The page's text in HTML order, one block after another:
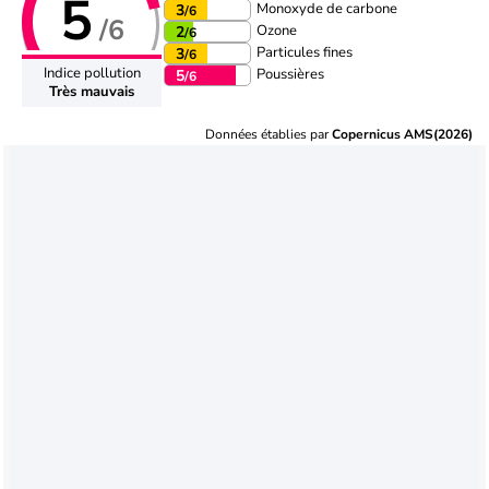
5 /6
Indice pollution
Très mauvais
3/6 Monoxyde de carbone
2/6 Ozone
3/6 Particules fines
5/6 Poussières
Données établies parCopernicus AMS(2026)